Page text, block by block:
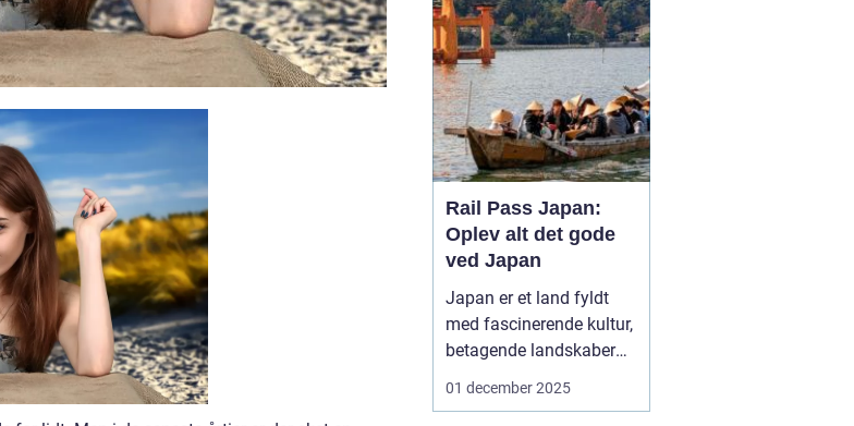
Med en gennemarbejdet
forsikring kan du
undgå...
Rail Pass Japan:
Oplev alt det gode
ved Japan
Japan er et land fyldt
med fascinerende kultur,
betagende landskaber
og travle byer. For
01 december 2025